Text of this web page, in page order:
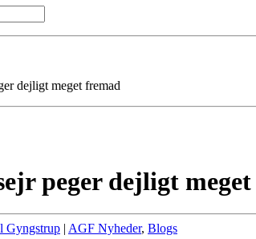
dejligt meget fremad
peger dejligt
Gyngstrup | AGF Nyheder, Blogs